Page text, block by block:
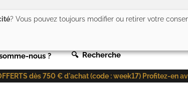
nous ? 🔍 Recherche
dès 750 € d'achat (code : week17) Profitez-en
? Vous pouvez toujours modifier ou retirer votre